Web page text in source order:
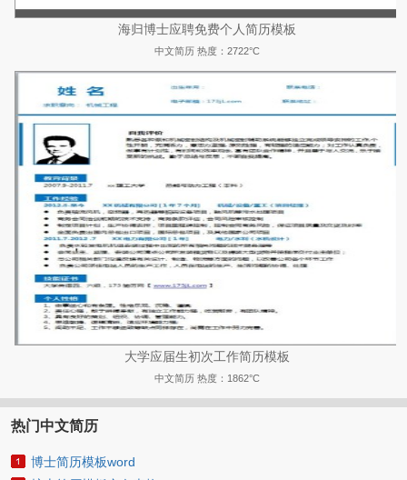
海归博士应聘免费个人简历模板
中文简历 热度：2722°C
大学应届生初次工作简历模板
中文简历 热度：1862°C
热门中文简历
博士简历模板word